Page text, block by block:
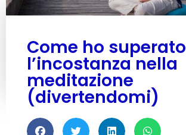
Come ho superato
l’incostanza nella
meditazione
(divertendomi)